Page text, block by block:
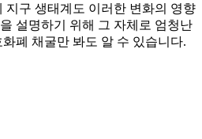
지구 생태계도 이러한 변화의 영향
설명하기 위해 그 자체로 엄청난
폐 채굴만 봐도 알 수 있습니다.